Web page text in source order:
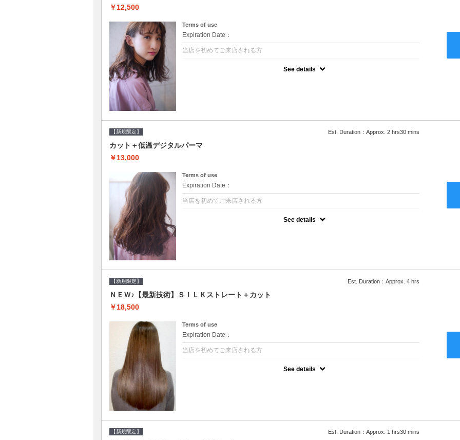
￥12,500
Terms of use
Expiration Date：
当店を初めてご来店される方
See details
【新規限定】 Est. Duration：Approx. 2 hrs30 mins
カット＋低温デジタルパーマ
￥13,000
Terms of use
Expiration Date：
当店を初めてご来店される方
See details
【新規限定】 Est. Duration：Approx. 4 hrs
ＮＥＷ♪【最新技術】ＳＩＬＫストレート＋カット
￥18,500
Terms of use
Expiration Date：
当店を初めてご来店される方
See details
【新規限定】 Est. Duration：Approx. 1 hrs30 mins